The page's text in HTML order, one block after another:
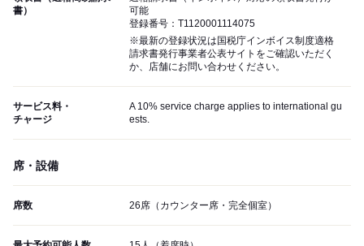
書）
可能
登録番号：T1120001114075
※最新の登録状況は国税庁インボイス制度適格
請求書発行事業者公表サイトをご確認いただく
か、店舗にお問い合わせください。
サービス料・
チャージ
A 10% service charge applies to international gu
ests.
席・設備
席数 26席（カウンター席・完全個室）